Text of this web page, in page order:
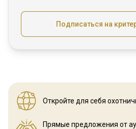
Подписаться на
Откройте для себя
Прямые предложения от